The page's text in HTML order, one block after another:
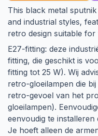
This black metal
and industrial styles,
retro design suitable
E27-fitting: deze
fitting, die geschikt is
fitting tot 25 W). Wij
retro-gloeilampen die
retro-gevoel van het
gloeilampen).
eenvoudig te
Je hoeft alleen de